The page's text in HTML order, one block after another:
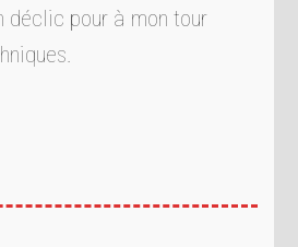
déclic pour à mon tour